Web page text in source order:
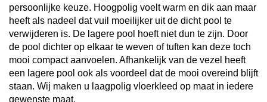
persoonlijke keuze. Hoogpolig voelt warm en dik aan maar
heeft als nadeel dat vuil moeilijker uit de dicht pool te
verwijderen is. De lagere pool hoeft niet dun te zijn. Door
de pool dichter op elkaar te weven of tuften kan deze toch
mooi compact aanvoelen. Afhankelijk van de vezel heeft
een lagere pool ook als voordeel dat de mooi overeind blijft
staan. Wij maken u laagpolig vloerkleed op maat in iedere
gewenste maat.